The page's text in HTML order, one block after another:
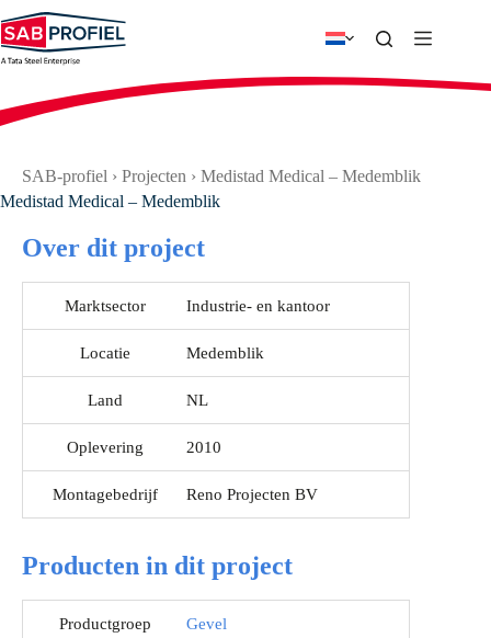
naar
de
inhoud
SAB-profiel › Projecten › Medistad Medical – Medemblik
Medistad Medical – Medemblik
Over dit project
Marktsector Industrie- en kantoor
Locatie Medemblik
Land NL
Oplevering 2010
Montagebedrijf Reno Projecten BV
Producten in dit project
Productgroep
Gevel